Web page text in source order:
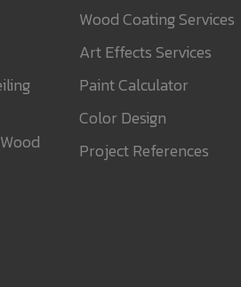
Wood Coating Services
Art Effects Services
Paint Calculator
Color Design
Project References